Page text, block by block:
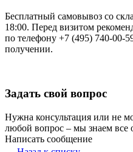
Бесплатный самовывоз со
18:00. Перед визитом
по телефону +7 (495) 740-00-
получении.
Задать свой вопрос
Нужна консультация или не
любой вопрос – мы знаем все
Написать сообщение